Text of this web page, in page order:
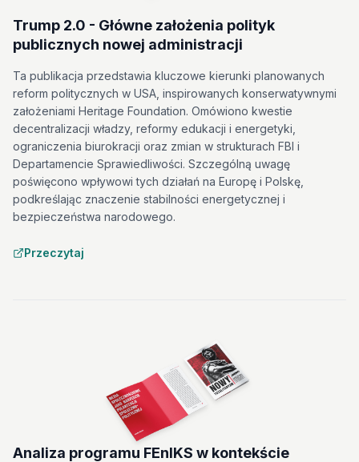
Trump 2.0 - Główne założenia polityk
publicznych nowej administracji
Ta publikacja przedstawia kluczowe kierunki planowanych
reform politycznych w USA, inspirowanych konserwatywnymi
założeniami Heritage Foundation. Omówiono kwestie
decentralizacji władzy, reformy edukacji i energetyki,
ograniczenia biurokracji oraz zmian w strukturach FBI i
Departamencie Sprawiedliwości. Szczególną uwagę
poświęcono wpływowi tych działań na Europę i Polskę,
podkreślając znaczenie stabilności energetycznej i
bezpieczeństwa narodowego.
Przeczytaj
Analiza programu FEnIKS w kontekście